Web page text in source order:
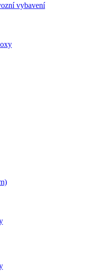
vybavení